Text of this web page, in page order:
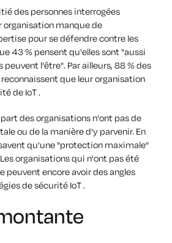
des personnes interrogées
organisation manque de
pour se défendre contre les
43 % pensent qu'elles sont "aussi
l'être". Par ailleurs, 88 % des
que leur organisation
de IoT .
des organisations n'ont pas de
ou de la manière d'y parvenir. En
qu'une "protection maximale"
organisations qui n'ont pas été
encore avoir des angles
de sécurité IoT .